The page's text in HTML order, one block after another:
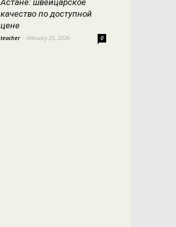
Астане: швейцарское
качество по доступной
цене
teacher - February 20, 2026 0